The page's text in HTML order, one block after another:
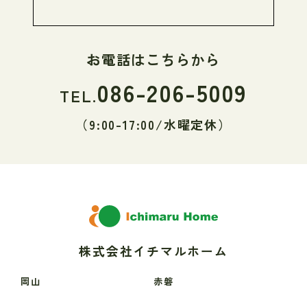
お電話はこちらから
TEL.086-206-5009
（9:00-17:00/水曜定休）
株式会社イチマルホーム
岡山
赤磐